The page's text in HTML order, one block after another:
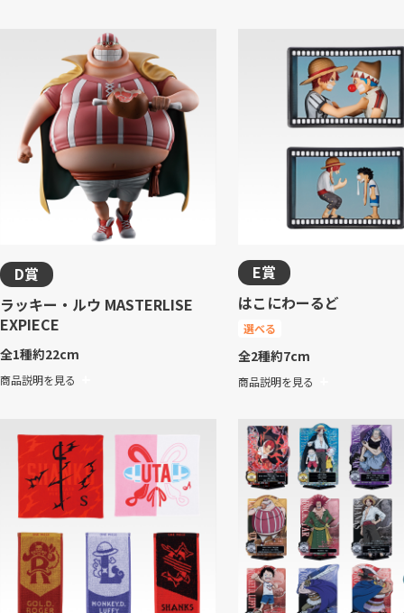
D賞
ラッキー・ルウ MASTERLISE
EXPIECE
全1種約22cm
商品説明を見る
E賞
はこにわーるど
選べる
全2種約7cm
商品説明を見る